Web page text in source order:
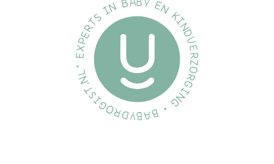
6 x 700ml
7436926493474